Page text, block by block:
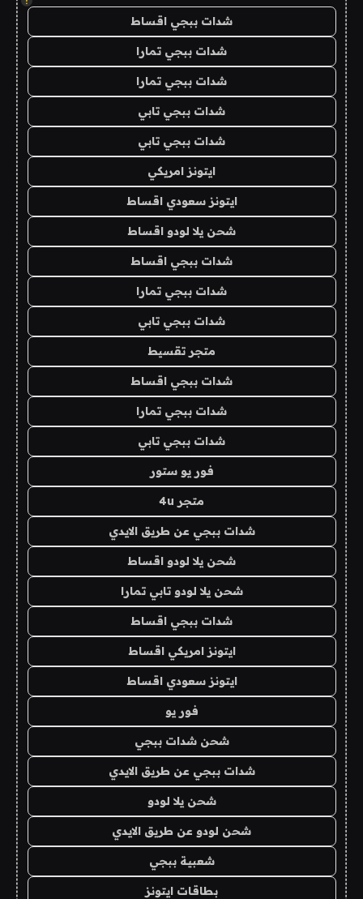
شدات ببجي اقساط
شدات ببجي تمارا
شدات ببجي تمارا
شدات ببجي تابي
شدات ببجي تابي
ايتونز امريكي
ايتونز سعودي اقساط
شحن يلا لودو اقساط
شدات ببجي اقساط
شدات ببجي تمارا
شدات ببجي تابي
متجر تقسيط
شدات ببجي اقساط
شدات ببجي تمارا
شدات ببجي تابي
فور يو ستور
متجر 4u
شدات ببجي عن طريق الايدي
شحن يلا لودو اقساط
شحن يلا لودو تابي تمارا
شدات ببجي اقساط
ايتونز امريكي اقساط
ايتونز سعودي اقساط
فور يو
شحن شدات ببجي
شدات ببجي عن طريق الايدي
شحن يلا لودو
شحن لودو عن طريق الايدي
شعبية ببجي
بطاقات ايتونز